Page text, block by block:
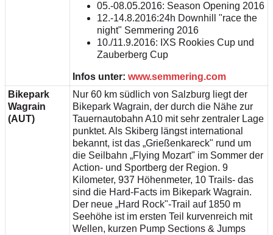
05.-08.05.2016: Season Opening 2016
12.-14.8.2016:24h Downhill "race the
night" Semmering 2016
10./11.9.2016: IXS Rookies Cup und
Zauberberg Cup
Infos unter: www.semmering.com
Bikepark
Wagrain
(AUT)
Nur 60 km südlich von Salzburg liegt der
Bikepark Wagrain, der durch die Nähe zur
Tauernautobahn A10 mit sehr zentraler Lage
punktet. Als Skiberg längst international
bekannt, ist das „Grießenkareck" rund um
die Seilbahn „Flying Mozart" im Sommer der
Action- und Sportberg der Region. 9
Kilometer, 937 Höhenmeter, 10 Trails- das
sind die Hard-Facts im Bikepark Wagrain.
Der neue „Hard Rock"-Trail auf 1850 m
Seehöhe ist im ersten Teil kurvenreich mit
Wellen, kurzen Pump Sections & Jumps